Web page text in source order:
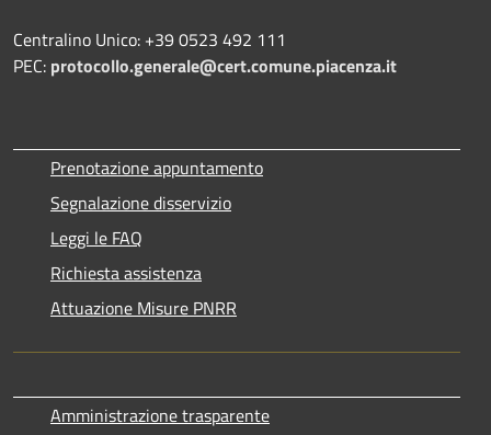
Centralino Unico: +39 0523 492 111
PEC: protocollo.generale@cert.comune.piacenza.it
Prenotazione appuntamento
Segnalazione disservizio
Leggi le FAQ
Richiesta assistenza
Attuazione Misure PNRR
Amministrazione trasparente